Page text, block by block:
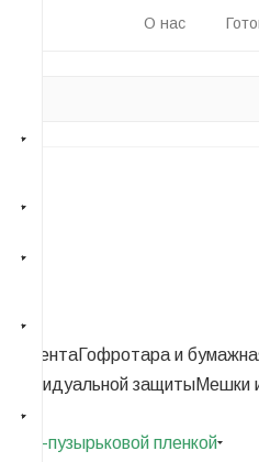
О нас
лентаГофротара и
защитыМешки
пузырьковой пленкой